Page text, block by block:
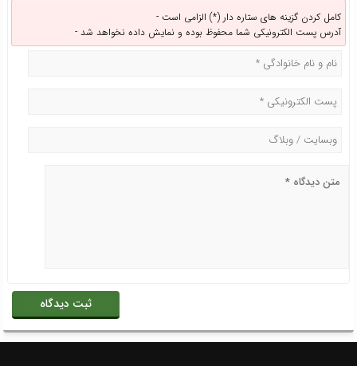
کامل کردن گزینه های ستاره دار (*) الزامی است -
آدرس پست الکترونیکی شما محفوظ بوده و نمایش داده نخواهد شد -